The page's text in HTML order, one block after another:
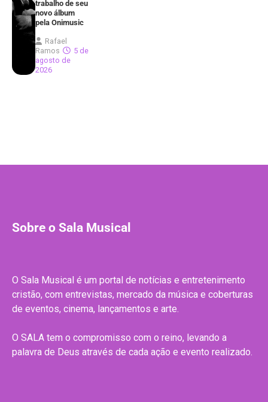
trabalho de seu
novo álbum
pela Onimusic
Rafael
Ramos
5 de
agosto de
2026
Sobre o Sala Musical
O Sala Musical é um portal de notícias e entretenimento
cristão, com entrevistas, mercado da música e coberturas
de eventos, cinema, lançamentos e arte.
O SALA tem o compromisso com o reino, levando a
palavra de Deus através de cada ação e evento realizado.